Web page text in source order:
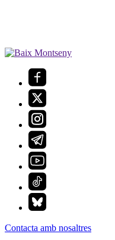
Contacta amb nosaltres